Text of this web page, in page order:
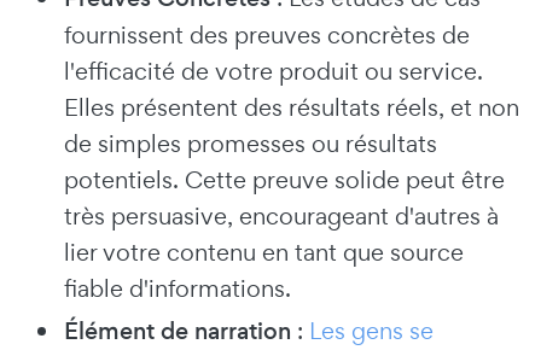
fournissent des preuves concrètes de
l'efficacité de votre produit ou service.
Elles présentent des résultats réels, et non
de simples promesses ou résultats
potentiels. Cette preuve solide peut être
très persuasive, encourageant d'autres à
lier votre contenu en tant que source
fiable d'informations.
Élément de narration : Les gens se